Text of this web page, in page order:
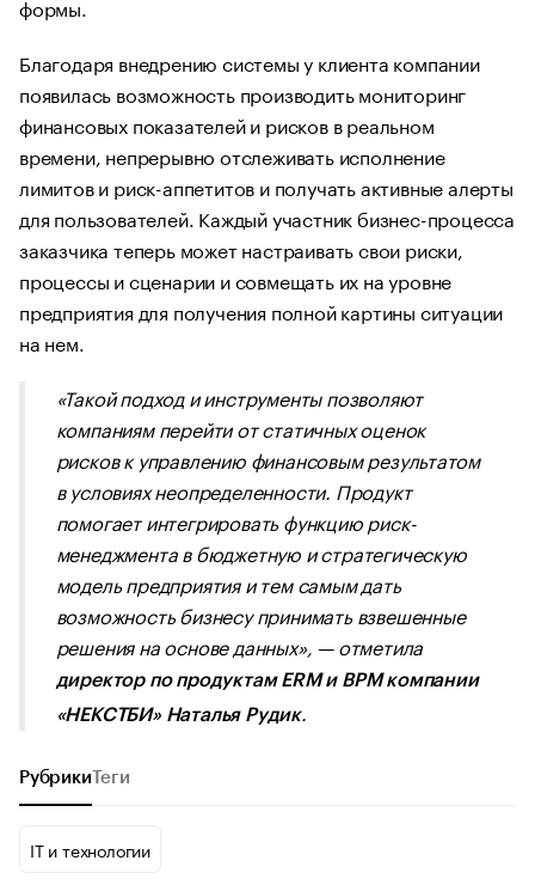
формы.
Благодаря внедрению системы у клиента компании
появилась возможность производить мониторинг
финансовых показателей и рисков в реальном
времени, непрерывно отслеживать исполнение
лимитов и риск-аппетитов и получать активные алерты
для пользователей. Каждый участник бизнес-процесса
заказчика теперь может настраивать свои риски,
процессы и сценарии и совмещать их на уровне
предприятия для получения полной картины ситуации
на нем.
«Такой подход и инструменты позволяют
компаниям перейти от статичных оценок
рисков к управлению финансовым результатом
в условиях неопределенности. Продукт
помогает интегрировать функцию риск-
менеджмента в бюджетную и стратегическую
модель предприятия и тем самым дать
возможность бизнесу принимать взвешенные
решения на основе данных», — отметила
директор по продуктам ERM и BPM компании
«НЕКСТБИ» Наталья Рудик.
Рубрики Теги
IT и технологии